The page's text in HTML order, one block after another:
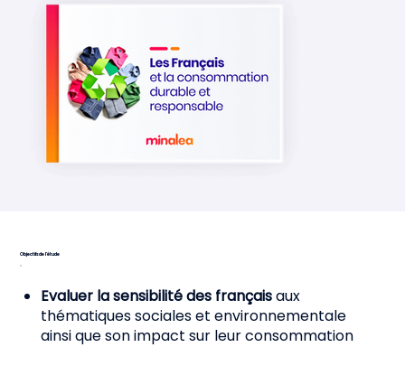
Evaluer la sensibilité des françaisaux
thématiques sociales et environnementale
ainsi que son impact sur leur consommation
Objectifs de l'étude